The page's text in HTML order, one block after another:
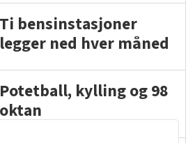
Ti bensinstasjoner
legger ned hver måned
Potetball, kylling og 98
oktan